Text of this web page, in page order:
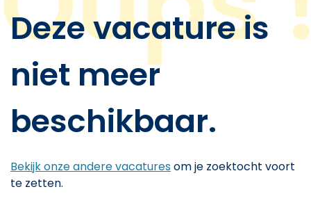
Deze vacature is
niet meer
beschikbaar.
Bekijk onze andere vacaturesom je zoektocht voort
te zetten.